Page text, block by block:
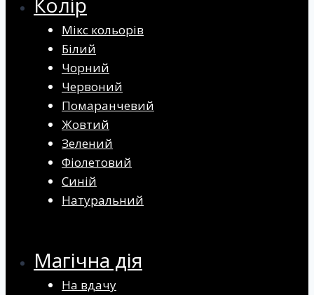
Мікс кольорів
Білий
Чорний
Червоний
Помаранчевий
Жовтий
Зелений
Фіолетовий
Синій
Натуральний
Магічна дія
На вдачу